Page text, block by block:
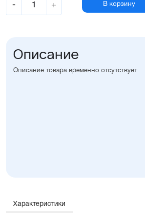
- + В корзину
Описание
Описание товара временно отсутствует
Характеристики